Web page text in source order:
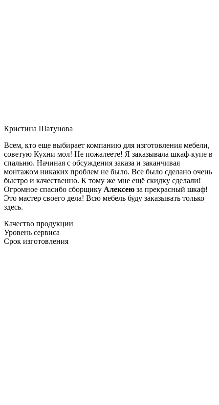
Кристина Шатунова
Всем, кто еще выбирает компанию для изготовления мебели,
советую Кухни мол! Не пожалеете! Я заказывала шкаф-купе в
спальню. Начиная с обсуждения заказа и заканчивая
монтажом никаких проблем не было. Все было сделано очень
быстро и качественно. К тому же мне ещё скидку сделали!
Огромное спасибо сборщику Алексею за прекрасный шкаф!
Это мастер своего дела! Всю мебель буду заказывать только
здесь.
Качество продукции
Уровень сервиса
Срок изготовления